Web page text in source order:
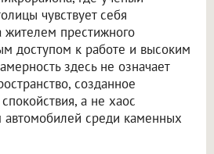
чувствует себя
жителем престижного
доступом к работе и высоким
здесь не означает
созданное
а не хаос
автомобилей среди каменных